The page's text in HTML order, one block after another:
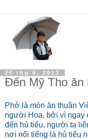
26 thg 6, 2013
Đến Mỹ Tho ăn
Phở là món ăn thuần
người Hoa, bởi vì ngay
đến hủ tiếu, người ta
nơi nổi tiếng là hủ tiếu